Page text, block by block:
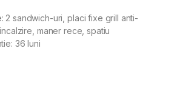
2 sandwich-uri, placi fixe grill anti-
maner rece, spatiu
36 luni